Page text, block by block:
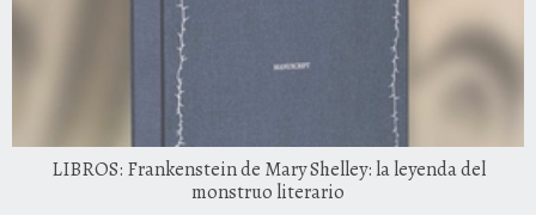
LIBROS: Frankenstein de Mary Shelley: la leyenda del
monstruo literario